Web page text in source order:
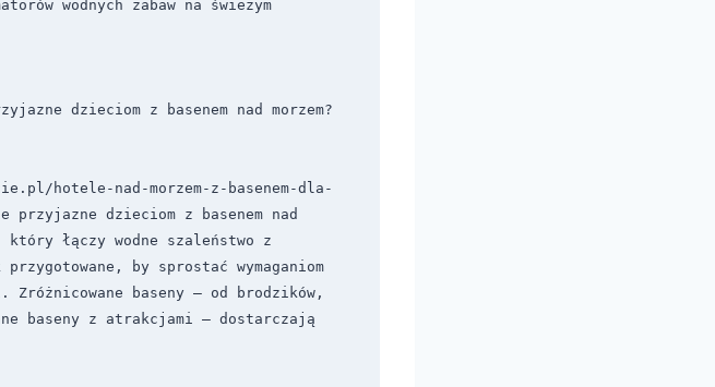
wodnych zabaw na świeżym
dzieciom z basenem nad morzem?
hotele-nad-morzem-z-basenem-dla-
dzieciom z basenem nad
łączy wodne szaleństwo z
by sprostać wymaganiom
baseny – od brodzików,
baseny z atrakcjami – dostarczają